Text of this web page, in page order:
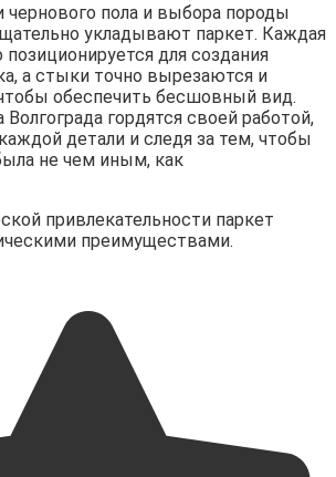
чернового пола и выбора породы
укладывают паркет. Каждая
для создания
а стыки точно вырезаются и
обеспечить бесшовный вид.
гордятся своей работой,
детали и следя за тем, чтобы
не чем иным, как
привлекательности паркет
преимуществами.